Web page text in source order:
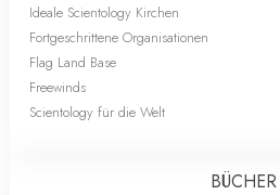
Ideale Scientology Kirchen
Fortgeschrittene Organisationen
Flag Land Base
Freewinds
Scientology für die Welt
BÜCHER